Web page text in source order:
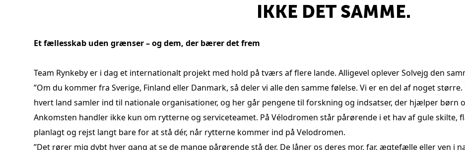
IKKE DET SAMME.
Et fællesskab uden grænser – og dem, der bærer det frem
Team Rynkeby er i dag et internationalt projekt med hold på tværs af flere lande. Alligevel oplever Solvejg den
”Om du kommer fra Sverige, Finland eller Danmark, så deler vi alle den samme følelse. Vi er en del af noget
hvert land samler ind til nationale organisationer, og her går pengene til forskning og indsatser, der hjælper børn
Ankomsten handler ikke kun om rytterne og serviceteamet. På Vélodromen står pårørende i et hav af gule skilte,
planlagt og rejst langt bare for at stå dér, når rytterne kommer ind på Velodromen.
”Det rører mig dybt hver gang at se de mange pårørende stå der. De låner os deres mor, far, ægtefælle eller ven i